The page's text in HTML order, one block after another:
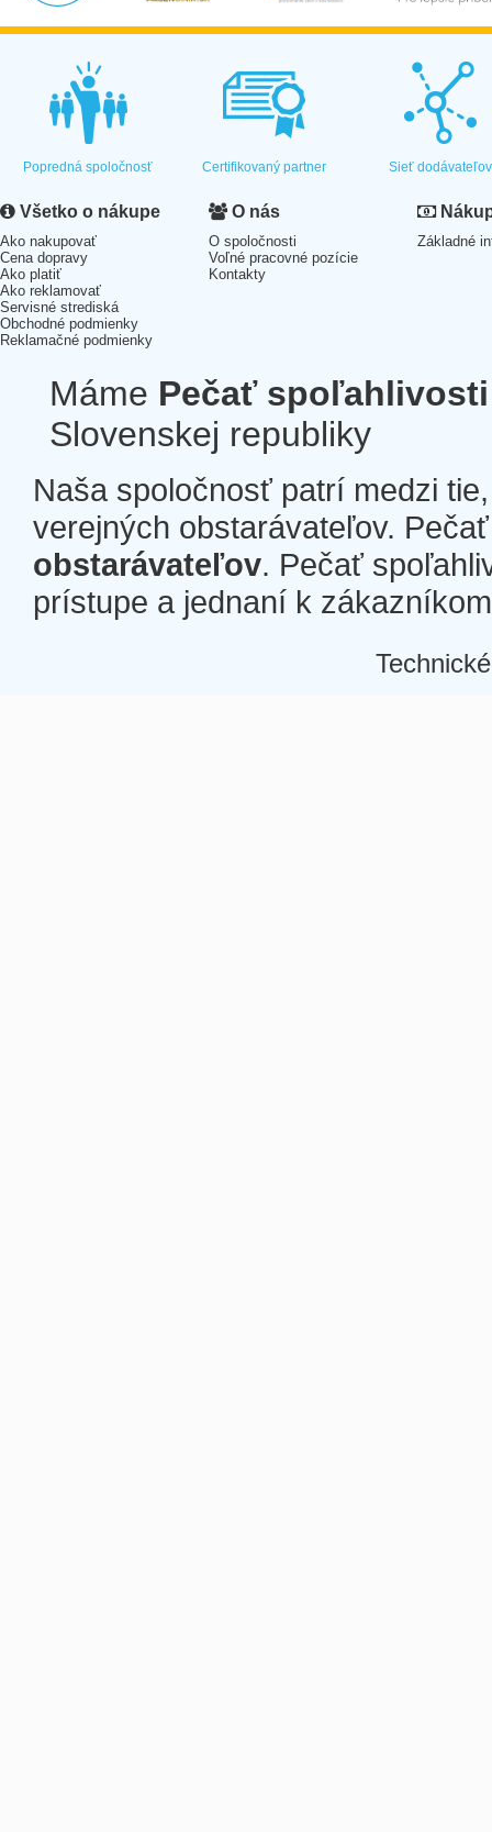
Popredná spoločnosť Certifikovaný partner Sieť dodávateľov
Všetko o nákupe
Ako nakupovať
Cena dopravy
Ako platiť
Ako reklamovať
Servisné strediská
Obchodné podmienky
Reklamačné podmienky
O nás
O spoločnosti
Voľné pracovné pozície
Kontakty
Základné
Máme Pečať spoľahlivosti
Slovenskej republiky
Naša spoločnosť patrí medzi
verejných obstarávateľov.
obstarávateľov. Pečať
prístupe a jednaní k